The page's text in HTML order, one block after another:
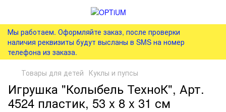
Мы работаем. Оформляйте заказ, после проверки
наличия реквизиты будут высланы в SMS на номер
телефона из заказа.
Товары для детей Куклы и пупсы
Игрушка "Колыбель ТехноК", Арт.
4524 пластик, 53 x 8 x 31 см